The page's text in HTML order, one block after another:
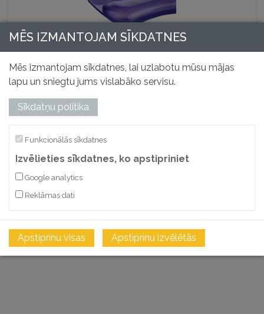
CRYSTAL peles paliktnis un plaukstas balsts –
violets
Preces kods: 91441
PIEVIENOT GROZAM
SALĪDZINĀT
MĒS IZMANTOJAM SĪKDATNES
Mēs izmantojam sīkdatnes, lai uzlabotu mūsu mājas
lapu un sniegtu jums vislabāko servisu.
Sīkdatņu politika
Funkcionālās sīkdatnes
Izvēlieties sīkdatnes, ko apstipriniet
Google analytics
Reklāmas dati
Apstiprinu visas Apstiprinu izvēlētās